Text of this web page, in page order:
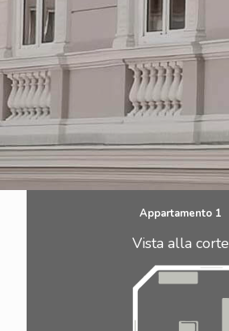
Appartamento 1
Vista alla corte